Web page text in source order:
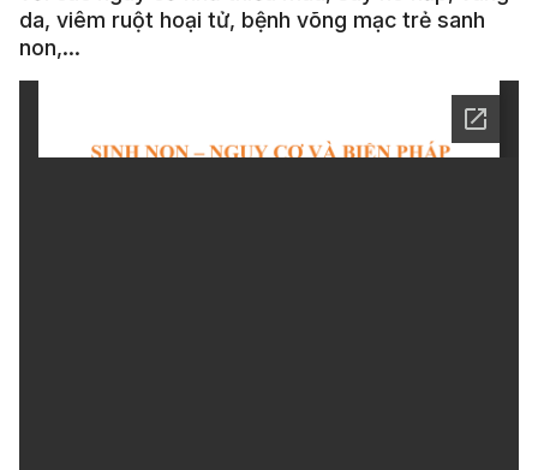
da, viêm ruột hoại tử, bệnh võng mạc trẻ sanh
non,…